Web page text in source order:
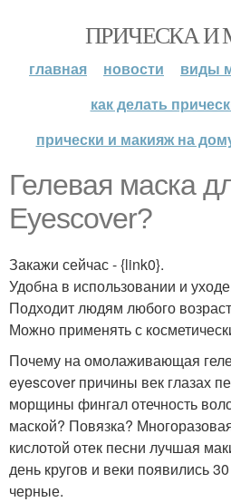
ПРИЧЕСКА
главная новости
виды
как делать
прически и макияж на
Гелевая маска
Eyescover?
Закажи сейчас - {link0}.
Удобна в использовании и
Подходит людям любого
Можно применять с
Почему на омолаживающая
eyesсover причины век глазах
морщины фингал отечность
маской? Повязка?
кислотой отек песни лучшая
день кругов и веки появились
черные.